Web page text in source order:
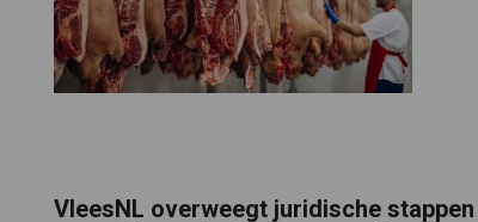
VleesNL overweegt juridische stappen